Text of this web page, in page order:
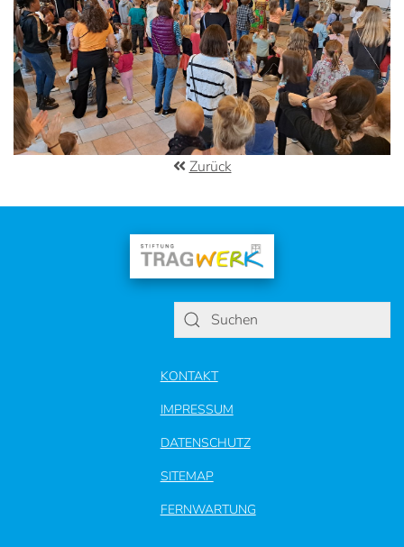
Zurück
KONTAKT
IMPRESSUM
DATENSCHUTZ
SITEMAP
FERNWARTUNG